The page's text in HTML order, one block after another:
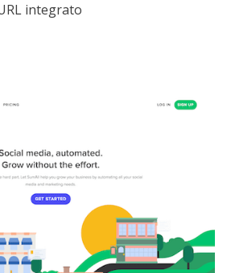
integrato